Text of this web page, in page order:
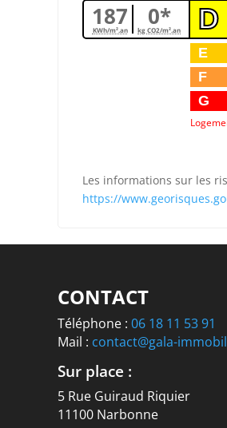
187
KWh/m².an 0*
kg CO2/m².an D
E
F
G
Les informations sur les
https://
CONTACT
Téléphone : 06 18 11 53 91
Mail : contact@gala-
Sur place :
5 Rue Guiraud Riquier
11100 Narbonne